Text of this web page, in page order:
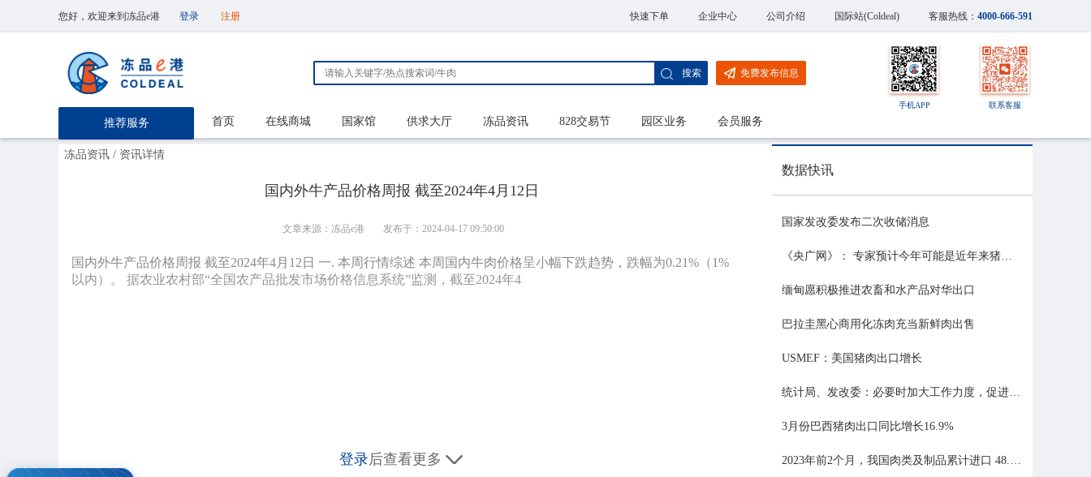
您好，欢迎来到冻品e港 登录 注册 快速下单 企业中心 公司介绍 国际站(Coldeal) 客服热线： 4000-666-591
推荐服务
搜索 免费发布信息
手机APP 联系客服
首页 在线商城 国家馆 供求大厅 冻品资讯 828交易节 园区业务 会员服务
冻品资讯 / 资讯详情
国内外牛产品价格周报 截至2024年4月12日
文章来源：冻品e港 发布于：2024-04-17 09:50:00
国内外牛产品价格周报 截至2024年4月12日 一. 本周行情综述 本周国内牛肉价格呈小幅下跌趋势，跌幅为0.21%（1%
以内）。 据农业农村部“全国农产品批发市场价格信息系统”监测，截至2024年4
登录后查看更多
数据快讯
国家发改委发布二次收储消息
《央广网》： 专家预计今年可能是近年来猪价最稳的一年
缅甸愿积极推进农畜和水产品对华出口
巴拉圭黑心商用化冻肉充当新鲜肉出售
USMEF：美国猪肉出口增长
统计局、发改委：必要时加大工作力度，促进生猪市场平稳运行
3月份巴西猪肉出口同比增长16.9%
2023年前2个月，我国肉类及制品累计进口 48.06 亿美元，同比增长 21.81%